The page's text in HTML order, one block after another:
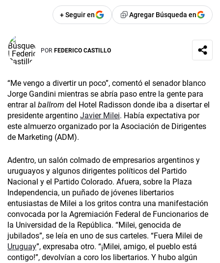
+ Seguir en Agregar Búsqueda en
POR FEDERICO CASTILLO
“Me vengo a divertir un poco”, comentó el senador blanco
Jorge Gandini mientras se abría paso entre la gente para
entrar al ballrom del Hotel Radisson donde iba a disertar el
presidente argentino Javier Milei. Había expectativa por
este almuerzo organizado por la Asociación de Dirigentes
de Marketing (ADM).
Adentro, un salón colmado de empresarios argentinos y
uruguayos y algunos dirigentes políticos del Partido
Nacional y el Partido Colorado. Afuera, sobre la Plaza
Independencia, un puñado de jóvenes libertarios
entusiastas de Milei a los gritos contra una manifestación
convocada por la Agremiación Federal de Funcionarios de
la Universidad de la República. “Milei, genocida de
jubilados”, se leía en uno de sus carteles. “Fuera Milei de
Uruguay”, expresaba otro. “¡Milei, amigo, el pueblo está
contigo!”, devolvían a coro los libertarios. Y hubo algún